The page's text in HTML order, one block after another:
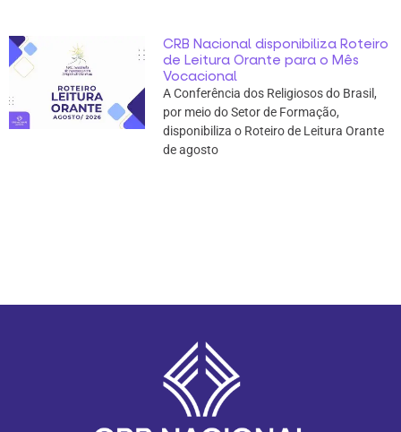
CRB Nacional disponibiliza Roteiro
de Leitura Orante para o Mês
Vocacional
A Conferência dos Religiosos do Brasil,
por meio do Setor de Formação,
disponibiliza o Roteiro de Leitura Orante
de agosto